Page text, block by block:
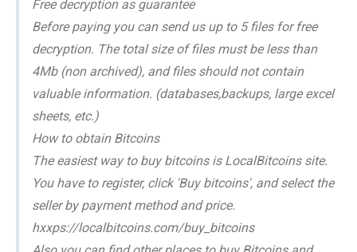
Free decryption as guarantee
Before paying you can send us up to 5 files for free
decryption. The total size of files must be less than
4Mb (non archived), and files should not contain
valuable information. (databases,backups, large excel
sheets, etc.)
How to obtain Bitcoins
The easiest way to buy bitcoins is LocalBitcoins site.
You have to register, click 'Buy bitcoins', and select the
seller by payment method and price.
hxxps://localbitcoins.com/buy_bitcoins